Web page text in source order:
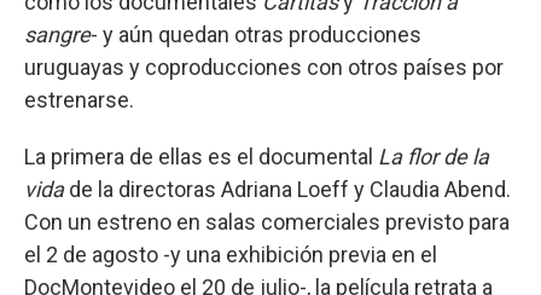
sangre- y aún quedan otras producciones
uruguayas y coproducciones con otros países por
estrenarse.
La primera de ellas es el documental La flor de la
vidade la directoras Adriana Loeff y Claudia Abend.
Con un estreno en salas comerciales previsto para
el 2 de agosto -y una exhibición previa en el
DocMontevideo el 20 de julio-, la película retrata a